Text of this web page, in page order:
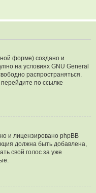
форме) создано и
на условиях GNU General
распространяться.
по ссылке
и лицензировано phpBB
должна быть добавлена,
свой голос за уже